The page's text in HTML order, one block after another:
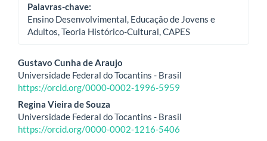
Palavras-chave:
Ensino Desenvolvimental, Educação de Jovens e
Adultos, Teoria Histórico-Cultural, CAPES
Conteúdo
do
artigo
principal
Gustavo Cunha de Araujo
Universidade Federal do Tocantins - Brasil
https://orcid.org/0000-0002-1996-5959
Regina Vieira de Souza
Universidade Federal do Tocantins - Brasil
https://orcid.org/0000-0002-1216-5406